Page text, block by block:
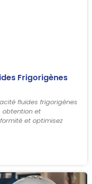
Frigorigènes
fluides frigorigènes
obtention et
et optimisez